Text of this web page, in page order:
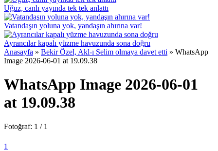
Uğuz, canlı yayında tek tek anlattı
Vatandaşın yoluna yok, yandaşın ahırına var!
Ayrancılar kapalı yüzme havuzunda sona doğru
Anasayfa » Bekir Özel, Akl-ı Selim olmaya davet etti » WhatsApp
Image 2026-06-01 at 19.09.38
WhatsApp Image 2026-06-01
at 19.09.38
Fotoğraf: 1 / 1
1